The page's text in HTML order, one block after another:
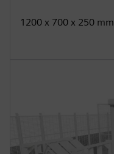
1200 x 700 x 250 mm